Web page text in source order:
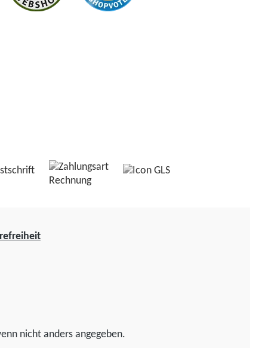
nicht anders angegeben.